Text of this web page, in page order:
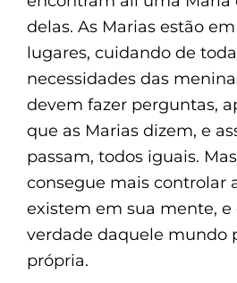
delas. As Marias estão
lugares, cuidando de
necessidades das
devem fazer perguntas,
que as Marias dizem, e
passam, todos iguais.
consegue mais controlar
existem em sua mente, e
verdade daquele mundo
própria.